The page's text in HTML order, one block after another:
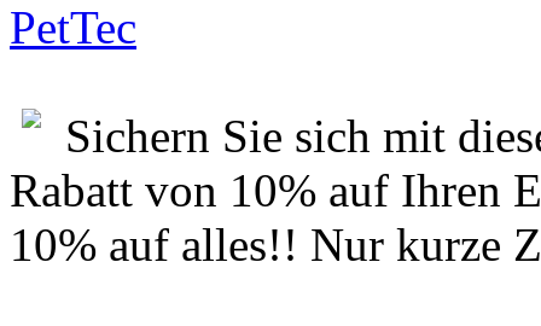
PetTec
Sichern Sie sich mit
Rabatt von 10% auf Ihren
10% auf alles!! Nur kurze